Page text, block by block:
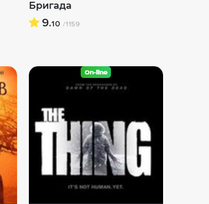
Бригада
9.10 /1159